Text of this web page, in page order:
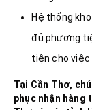
Hệ thống
đủ phương
tiện cho việc
Tại Cần Thơ,
phục nhận hàng